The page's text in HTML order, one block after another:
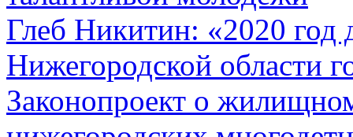
Глеб Никитин: «2020 год
Нижегородской области
Законопроект о